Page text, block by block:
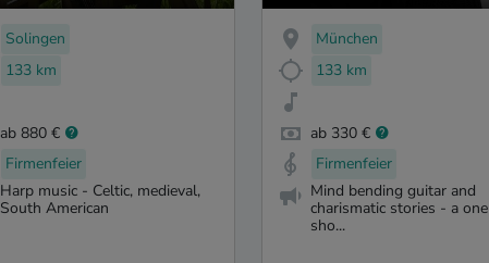
Solingen
133 km
ab 880 €
Firmenfeier
Harp music - Celtic, medieval,
South American
München
133 km
ab 330 €
Firmenfeier
Mind bending guitar and
charismatic stories - a
sho...